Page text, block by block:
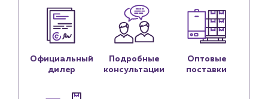
Новости
Личный кабинет
Контакты
Официальный
дилер
Подробные
консультации
Оптовые
поставки